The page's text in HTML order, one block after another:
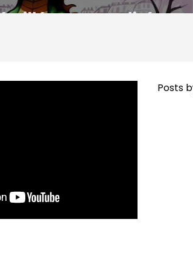
Posts